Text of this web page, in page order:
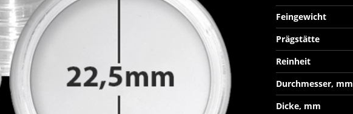
Feingewicht
Prägstätte
Reinheit
Durchmesser, mm
Dicke, mm